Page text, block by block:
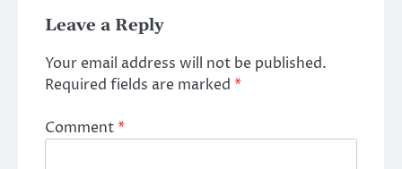
Leave a Reply
Your email address will not be published.
Required fields are marked *
Comment*